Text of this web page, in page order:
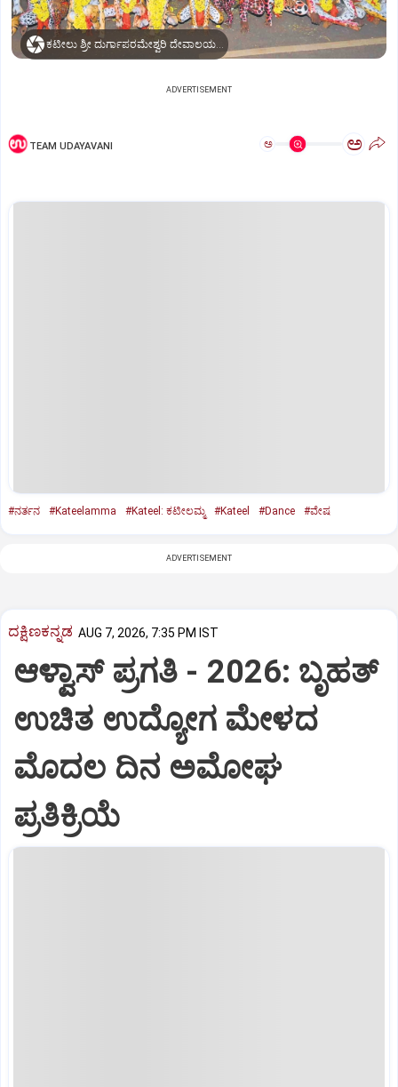
ADVERTISEMENT
TEAM UDAYAVANI ಅ ಅ
#ನರ್ತನ #Kateelamma #Kateel: ಕಟೀಲಮ್ಮ #Kateel #Dance #ವೇಷ
ADVERTISEMENT
ದಕ್ಷಿಣಕನ್ನಡ AUG 7, 2026, 7:35 PM IST
ಆಳ್ವಾಸ್‌ ಪ್ರಗತಿ - 2026: ಬೃಹತ್
ಉಚಿತ ಉದ್ಯೋಗ ಮೇಳದ
ಮೊದಲ ದಿನ ಅಮೋಘ
ಪ್ರತಿಕ್ರಿಯೆ